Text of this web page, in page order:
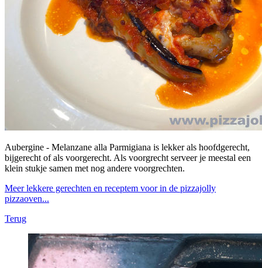
Aubergine - Melanzane alla Parmigiana is lekker als hoofdgerecht,
bijgerecht of als voorgerecht. Als voorgrecht serveer je meestal een
klein stukje samen met nog andere voorgrechten.
Meer lekkere gerechten en receptem voor in de pizzajolly
pizzaoven...
Terug